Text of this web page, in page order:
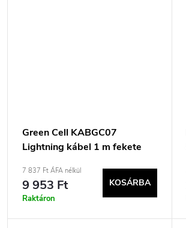
Green Cell KABGC07
Lightning kábel 1 m fekete
7 837 Ft ÁFA nélkül
9 953 Ft
Raktáron
KOSÁRBA